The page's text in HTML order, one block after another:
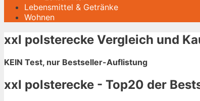
Lebensmittel & Getränke
Wohnen
xxl polsterecke Vergleich und
KEIN Test, nur Bestseller-Auflistung
xxl polsterecke - Top20 der